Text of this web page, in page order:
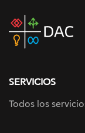
SERVICIOS
Todos los